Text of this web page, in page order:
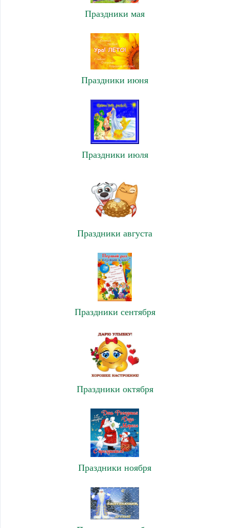
Праздники мая
Праздники июня
Праздники июля
Праздники августа
Праздники сентября
Праздники октября
Праздники ноября